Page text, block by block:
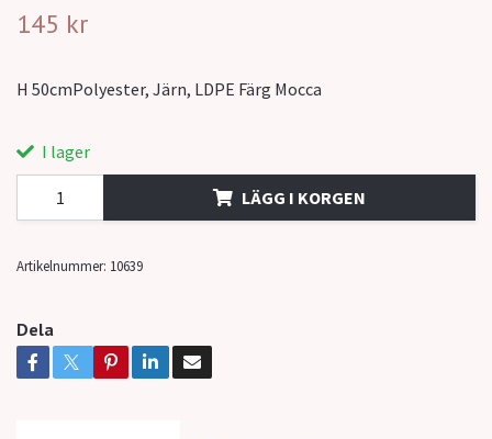
145 kr
H 50cmPolyester, Järn, LDPE Färg Mocca
I lager
LÄGG I KORGEN
Artikelnummer: 10639
Dela